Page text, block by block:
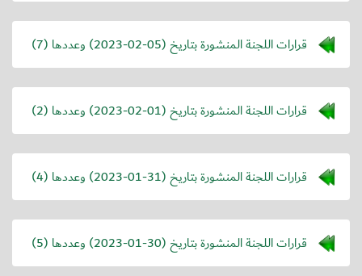
قرارات اللجنة المنشورة بتاريخ (2023-02-05) وعددها (7)
قرارات اللجنة المنشورة بتاريخ (2023-02-01) وعددها (2)
قرارات اللجنة المنشورة بتاريخ (2023-01-31) وعددها (4)
قرارات اللجنة المنشورة بتاريخ (2023-01-30) وعددها (5)